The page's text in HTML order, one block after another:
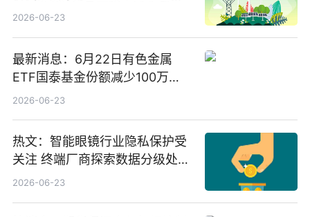
业务少数股权
2026-06-23
最新消息：6月22日有色金属
ETF国泰基金份额减少100万
份，重仓股紫金矿业、洛阳钼
2026-06-23
热文：智能眼镜行业隐私保护受
关注 终端厂商探索数据分级处理
等方案
2026-06-23